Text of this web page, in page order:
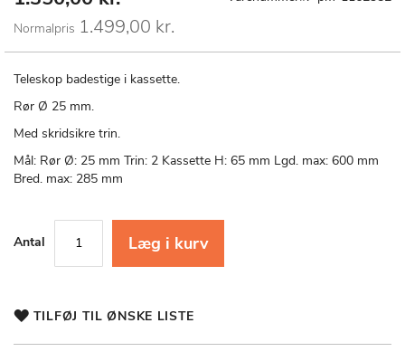
Normalpris 1.499,00 kr.
Teleskop badestige i kassette.
Rør Ø 25 mm.
Med skridsikre trin.
Mål: Rør Ø: 25 mm Trin: 2 Kassette H: 65 mm Lgd. max: 600 mm
Bred. max: 285 mm
Antal Læg i kurv
TILFØJ TIL ØNSKE LISTE
starten
af